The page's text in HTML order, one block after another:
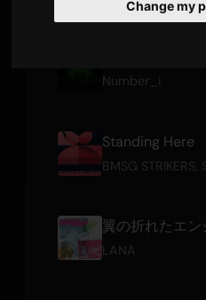
Change my
Number_i
Standing Here
BMSG STRIKERS
翼の折れたエン
LANA